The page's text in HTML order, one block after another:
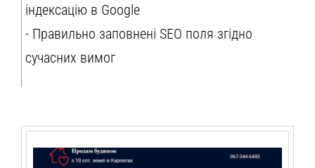
індексацію в Google
- Правильно заповнені SEO поля згідно
сучасних вимог